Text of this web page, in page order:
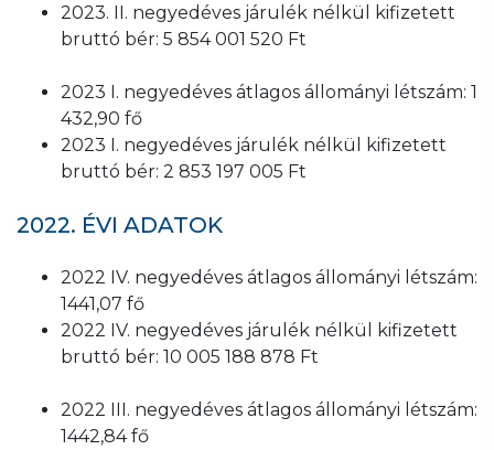
2023. II. negyedéves járulék nélkül kifizetett
bruttó bér: 5 854 001 520 Ft
2023 I. negyedéves átlagos állományi létszám: 1
432,90 fő
2023 I. negyedéves járulék nélkül kifizetett
bruttó bér: 2 853 197 005 Ft
2022. ÉVI ADATOK
2022 IV. negyedéves átlagos állományi létszám:
1441,07 fő
2022 IV. negyedéves járulék nélkül kifizetett
bruttó bér: 10 005 188 878 Ft
2022 III. negyedéves átlagos állományi létszám:
1442,84 fő